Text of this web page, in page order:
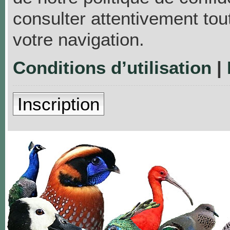
consulter attentivement
votre navigation.
Conditions d’utilisation |
Inscription